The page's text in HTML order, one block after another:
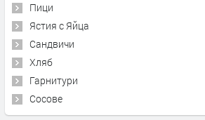
Пици
Ястия с Яйца
Сандвичи
Хляб
Гарнитури
Сосове